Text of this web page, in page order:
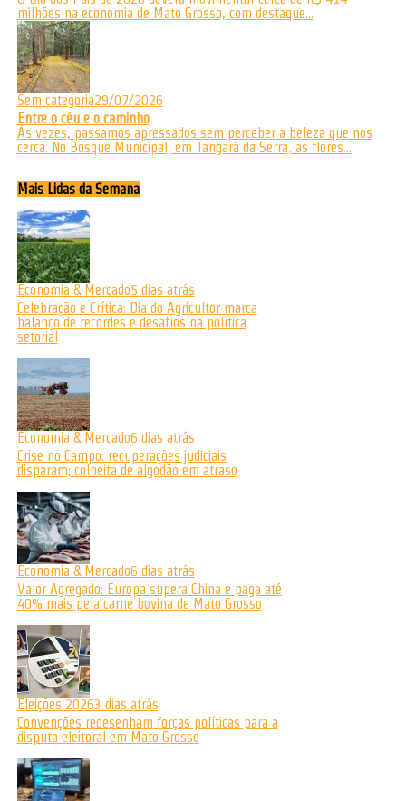
milhões na economia de Mato Grosso, com destaque...
Sem categoria29/07/2026
Entre o céu e o caminho
Às vezes, passamos apressados sem perceber a beleza que nos
cerca. No Bosque Municipal, em Tangará da Serra, as flores...
Mais Lidas da Semana
Economia & Mercado5 dias atrás
Celebração e Crítica: Dia do Agricultor marca
balanço de recordes e desafios na política
setorial
Economia & Mercado6 dias atrás
Crise no Campo: recuperações judiciais
disparam; colheita de algodão em atraso
Economia & Mercado6 dias atrás
Valor Agregado: Europa supera China e paga até
40% mais pela carne bovina de Mato Grosso
Eleições 20263 dias atrás
Convenções redesenham forças políticas para a
disputa eleitoral em Mato Grosso